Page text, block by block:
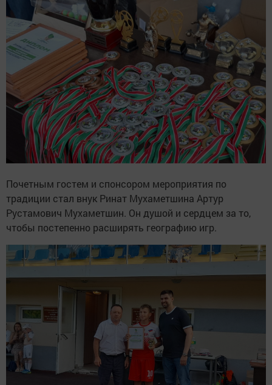
Почетным гостем и спонсором мероприятия по
традиции стал внук Ринат Мухаметшина Артур
Рустамович Мухаметшин. Он душой и сердцем за то,
чтобы постепенно расширять географию игр.